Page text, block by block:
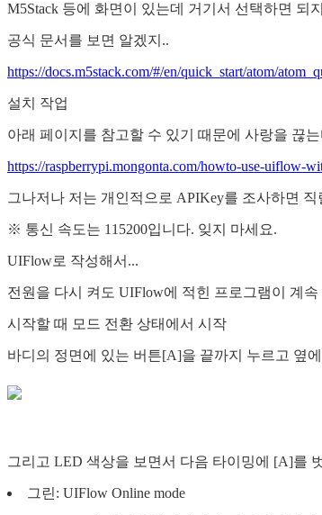
M5Stack 등에 화면이 있는데 거기서 선택하면
공식 문서를 보면 알겠지..
https://docs.m5stack.com/#/en/quick_start/atom/
설치 작업
아래 페이지를 참고할 수 있기 때문에 사랑을 끊는
https://raspberrypi.mongonta.com/howto-use-uiflow-
그나저나 저는 개인적으로 APIKey를 조사하면
※ 통신 속도는 115200입니다. 잊지 마세요.
UIFlow로 작성해서...
전원을 다시 켜도 UIFlow에 적힌 프로그램이 계
시작할 때 모드 전환 상태에서 시작
바디의 정면에 있는 버튼[A]을 끝까지 누르고 옆
그리고 LED 색상을 보면서 다음 타이밍에 [A]를
그린: UIFlow Online mode